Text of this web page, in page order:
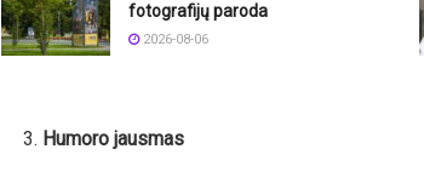
fotografijų paroda
2026-08-06
Humoro jausmas